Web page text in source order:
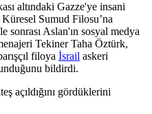
altındaki Gazze'ye insani
Sumud Filosu’na
sonrası Aslan'ın sosyal medya
Tekiner Taha Öztürk,
filoya İsrail askeri
bildirdi.
açıldığını gördüklerini